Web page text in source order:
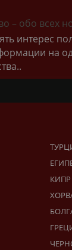
– обо всех
интерес
на
КИПР